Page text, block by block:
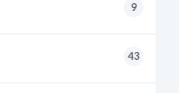
9
43